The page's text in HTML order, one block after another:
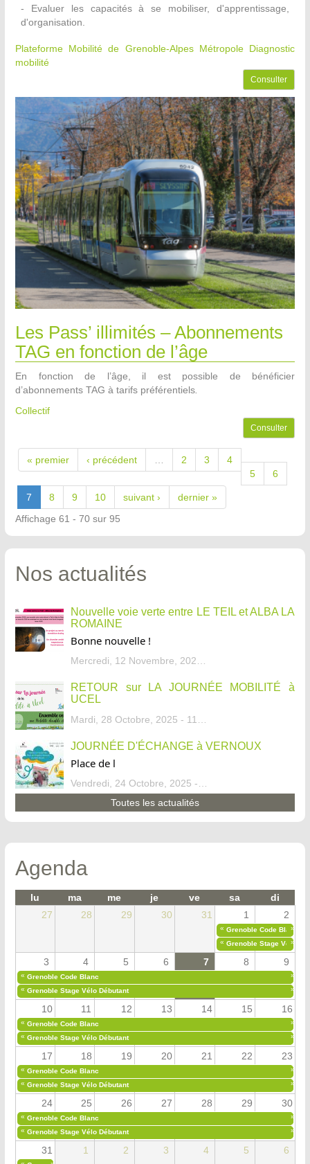
- Evaluer les capacités à se mobiliser, d'apprentissage,
d'organisation.
Plateforme Mobilité de Grenoble-Alpes Métropole Diagnostic
mobilité
Consulter
Les Pass’ illimités – Abonnements
TAG en fonction de l’âge
En fonction de l’âge, il est possible de bénéficier
d’abonnements TAG à tarifs préférentiels.
Collectif
Consulter
« premier ‹ précédent … 2 3
4
5
6
7 8 9 10 suivant ›
dernier »
Affichage 61 - 70 sur 95
Nos actualités
Nouvelle voie verte entre LE TEIL et ALBA LA
ROMAINE
Bonne nouvelle !
Mercredi, 12 Novembre, 2025 - 13:34
RETOUR sur LA JOURNÉE MOBILITÉ à
UCEL
Mardi, 28 Octobre, 2025 - 11:46
JOURNÉE D'ÉCHANGE à VERNOUX
Place de l
Vendredi, 24 Octobre, 2025 - 13:07
Toutes les actualités
Agenda
lu ma me je ve sa
di
27
28 29 30 31 1 2
« Grenoble Code Blanc
»
« Grenoble Stage Vélo
»
3 4 5 6 7 8 9
« Grenoble Code Blanc
»
« Grenoble Stage Vélo Débutant »
10 11 12 13 14 15 16
« Grenoble Code Blanc
»
« Grenoble Stage Vélo Débutant »
17 18 19 20 21 22 23
« Grenoble Code Blanc
»
« Grenoble Stage Vélo Débutant »
24 25 26 27 28 29 30
« Grenoble Code Blanc
»
« Grenoble Stage Vélo Débutant »
31 1 2 3 4 5 6